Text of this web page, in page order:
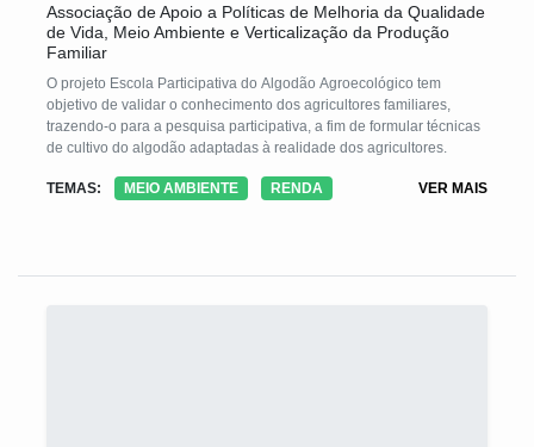
Associação de Apoio a Políticas de Melhoria da Qualidade
de Vida, Meio Ambiente e Verticalização da Produção
Familiar
O projeto Escola Participativa do Algodão Agroecológico tem
objetivo de validar o conhecimento dos agricultores familiares,
trazendo-o para a pesquisa participativa, a fim de formular técnicas
de cultivo do algodão adaptadas à realidade dos agricultores.
TEMAS: MEIO AMBIENTE RENDA VER MAIS